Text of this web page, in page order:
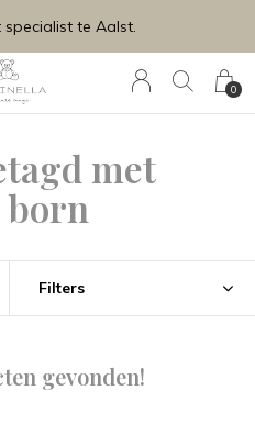
0
te Aalst.
met
born
Filters
gevonden!